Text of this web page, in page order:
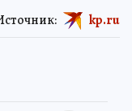
kp.ru